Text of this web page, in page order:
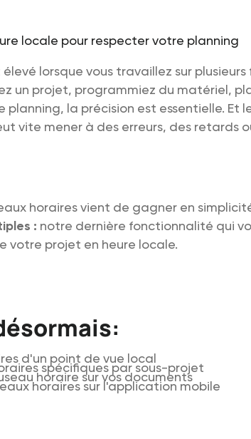
lorsque vous travaillez sur plusieurs
un projet, programmiez du matériel,
planning, la précision est essentielle. Et
vite mener à des erreurs, des retards
horaires vient de gagner en
: notre dernière fonctionnalité qui
votre projet en heure locale.
d'un point de vue local
spécifiques par sous-projet
horaire sur vos documents
horaires sur l'application mobile